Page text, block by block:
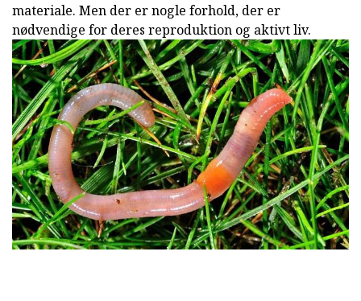
materiale. Men der er nogle forhold, der er
nødvendige for deres reproduktion og aktivt liv.